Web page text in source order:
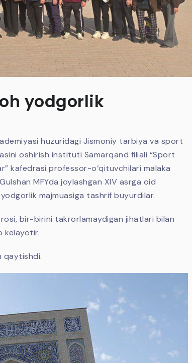
yodgorlik
huzuridagi Jismoniy tarbiya va sport
oshirish instituti Samarqand filiali “Sport
kafedrasi professor-o‘qituvchilari malaka
MFYda joylashgan XIV asrga oid
majmuasiga tashrif buyurdilar.
bir-birini takrorlamaydigan jihatlari bilan
kelayotir.
qaytishdi.